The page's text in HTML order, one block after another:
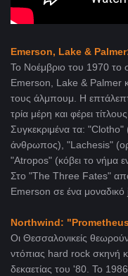
Emerson, Lake &
Το Νοέμβριο του 1970 το
Emerson, Lake & Palmer
τους άλμπουμ. Η
τρία μέρη και φέρει
Συγκεκριμένα τα: "Clotho"
άνθρωπος), "Lachesis"
"Atropos" (κόβει το νήμα
Στο "The Three Fates"
Emerson σε ένα
Northwind:
Oι Θεσσαλονικείς
ντόπιας hard rock σκηνή
δεκαετίας του '80. To